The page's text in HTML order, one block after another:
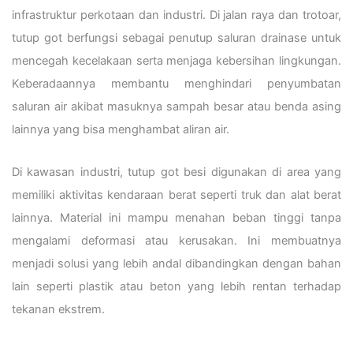
infrastruktur perkotaan dan industri. Di jalan raya dan trotoar,
tutup got berfungsi sebagai penutup saluran drainase untuk
mencegah kecelakaan serta menjaga kebersihan lingkungan.
Keberadaannya membantu menghindari penyumbatan
saluran air akibat masuknya sampah besar atau benda asing
lainnya yang bisa menghambat aliran air.
Di kawasan industri, tutup got besi digunakan di area yang
memiliki aktivitas kendaraan berat seperti truk dan alat berat
lainnya. Material ini mampu menahan beban tinggi tanpa
mengalami deformasi atau kerusakan. Ini membuatnya
menjadi solusi yang lebih andal dibandingkan dengan bahan
lain seperti plastik atau beton yang lebih rentan terhadap
tekanan ekstrem.